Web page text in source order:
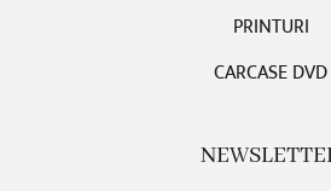
PRINTURI
CARCASE DVD